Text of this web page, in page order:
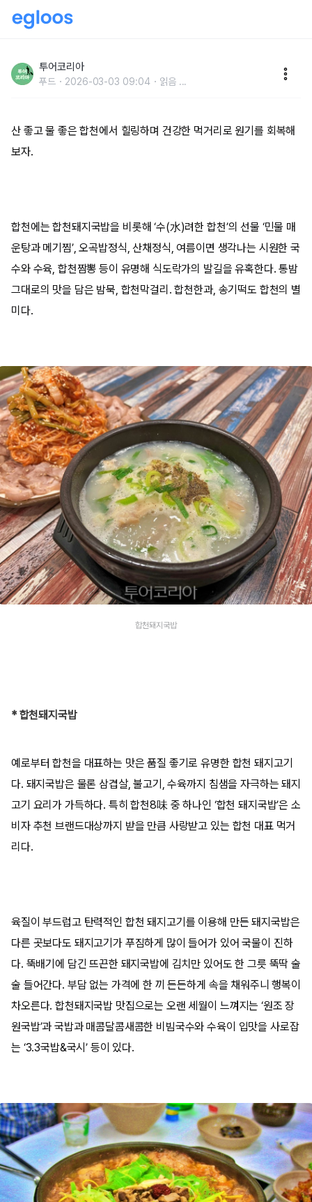
투어코리아
푸드 2026-03-03 09:04 읽음 ...
산 좋고 물 좋은 합천에서 힐링하며 건강한 먹거리로 원기를 회복해
보자.
합천에는 합천돼지국밥을 비롯해 ‘수(水)려한 합천’의 선물 ‘민물 매
운탕과 메기찜’, 오곡밥정식, 산채정식, 여름이면 생각나는 시원한 국
수와 수육, 합천짬뽕 등이 유명해 식도락가의 발길을 유혹한다. 통밤
그대로의 맛을 담은 밤묵, 합천막걸리. 합천한과, 송기떡도 합천의 별
미다.
합천돼지국밥
* 합천돼지국밥
예로부터 합천을 대표하는 맛은 품질 좋기로 유명한 합천 돼지고기
다. 돼지국밥은 물론 삼겹살, 불고기, 수육까지 침샘을 자극하는 돼지
고기 요리가 가득하다. 특히 합천8味 중 하나인 ‘합천 돼지국밥’은 소
비자 추천 브랜드대상까지 받을 만큼 사랑받고 있는 합천 대표 먹거
리다.
육질이 부드럽고 탄력적인 합천 돼지고기를 이용해 만든 돼지국밥은
다른 곳보다도 돼지고기가 푸짐하게 많이 들어가 있어 국물이 진하
다. 뚝배기에 담긴 뜨끈한 돼지국밥에 김치만 있어도 한 그릇 뚝딱 술
술 들어간다. 부담 없는 가격에 한 끼 든든하게 속을 채워주니 행복이
차오른다. 합천돼지국밥 맛집으로는 오랜 세월이 느껴지는 ‘원조 장
원국밥’과 국밥과 매콤달콤새콤한 비빔국수와 수육이 입맛을 사로잡
는 ‘3.3국밥&국시’ 등이 있다.